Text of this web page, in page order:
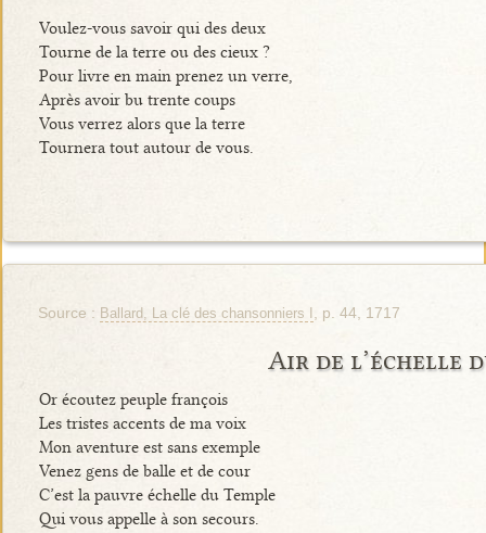
Voulez-vous savoir qui des deux
Tourne de la terre ou des cieux ?
Pour livre en main prenez un verre,
Après avoir bu trente coups
Vous verrez alors que la terre
Tournera tout autour de vous.
Source : Ballard, La clé des chansonniers I , p. 44, 1717
Air de l’échelle
Or écoutez peuple françois
Les tristes accents de ma voix
Mon aventure est sans exemple
Venez gens de balle et de cour
C’est la pauvre échelle du Temple
Qui vous appelle à son secours.